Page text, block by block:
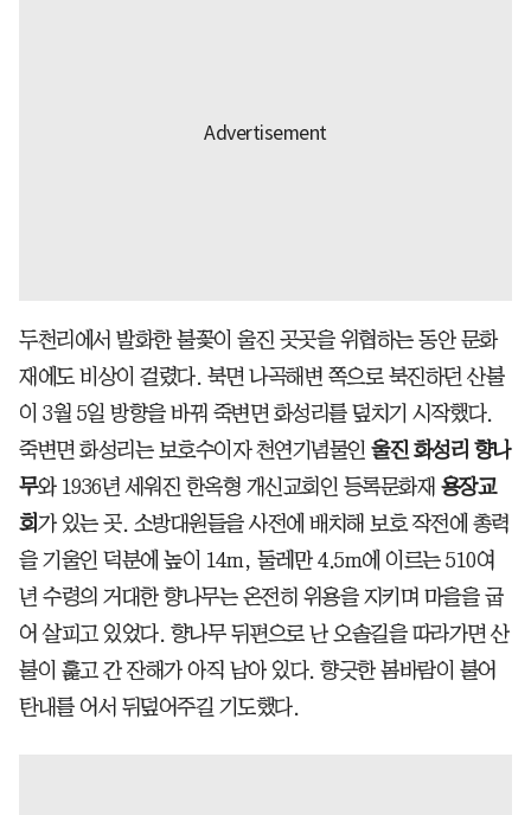
두천리에서 발화한 불꽃이 울진 곳곳을 위협하는 동안 문화
재에도 비상이 걸렸다. 북면 나곡해변 쪽으로 북진하던 산불
이 3월 5일 방향을 바꿔 죽변면 화성리를 덮치기 시작했다.
죽변면 화성리는 보호수이자 천연기념물인 울진 화성리 향나
무와 1936년 세워진 한옥형 개신교회인 등록문화재 용장교
회가 있는 곳. 소방대원들을 사전에 배치해 보호 작전에 총력
을 기울인 덕분에 높이 14m, 둘레만 4.5m에 이르는 510여
년 수령의 거대한 향나무는 온전히 위용을 지키며 마을을 굽
어 살피고 있었다. 향나무 뒤편으로 난 오솔길을 따라가면 산
불이 훑고 간 잔해가 아직 남아 있다. 향긋한 봄바람이 불어
탄내를 어서 뒤덮어주길 기도했다.